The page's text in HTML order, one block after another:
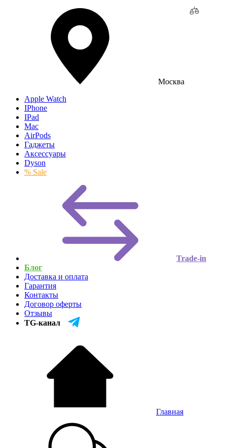
Москва
Apple Watch
IPhone
IPad
Mac
AirPods
Гаджеты
Аксессуары
Dyson
% Sale
Trade-in
Блог
Доставка и оплата
Гарантия
Контакты
Договор оферты
Отзывы
TG-канал
Главная